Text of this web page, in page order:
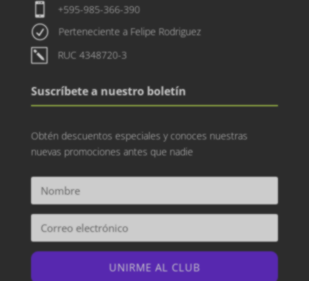
 +595-985-366-390
R Perteneciente a Felipe Rodriguez
k RUC 4348720-3
Suscríbete a nuestro boletín
Obtén descuentos especiales y conoces nuestras
nuevas promociones antes que nadie
UNIRME AL CLUB